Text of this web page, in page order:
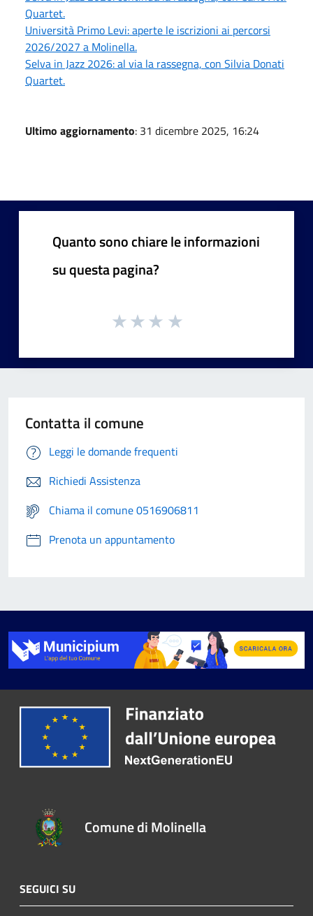
Quartet.
Università Primo Levi: aperte le iscrizioni ai percorsi
2026/2027 a Molinella.
Selva in Jazz 2026: al via la rassegna, con Silvia Donati
Quartet.
Ultimo aggiornamento: 31 dicembre 2025, 16:24
Quanto sono chiare le informazioni
su questa pagina?
Contatta il comune
Leggi le domande frequenti
Richiedi Assistenza
Chiama il comune 0516906811
Prenota un appuntamento
Comune di Molinella
SEGUICI SU